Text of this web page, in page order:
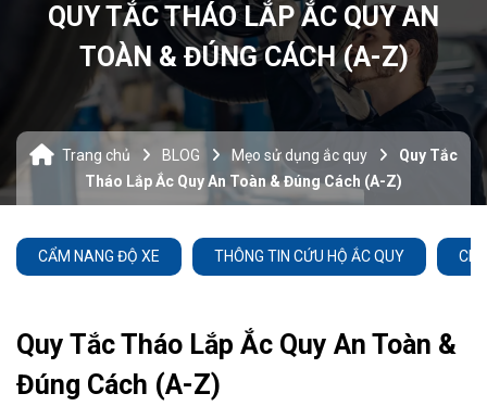
QUY TẮC THÁO LẮP ẮC QUY AN
TOÀN & ĐÚNG CÁCH (A-Z)
Trang chủ BLOG Mẹo sử dụng ắc quy
Quy Tắc
Tháo Lắp Ắc Quy An Toàn & Đúng Cách (A-Z)
CẨM NANG ĐỘ XE THÔNG TIN CỨU HỘ ẮC QUY
Quy Tắc Tháo Lắp Ắc Quy An Toàn &
Đúng Cách (A-Z)